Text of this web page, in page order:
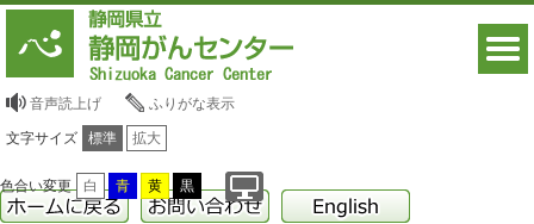
音声読上げ ふりがな表示
文字サイズ 標準 拡大
色合い変更 白 青 黄 黒